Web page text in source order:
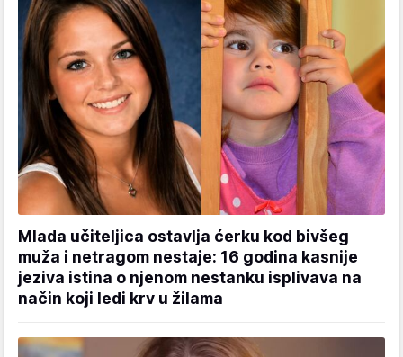
Mlada učiteljica ostavlja ćerku kod bivšeg
muža i netragom nestaje: 16 godina kasnije
jeziva istina o njenom nestanku isplivava na
način koji ledi krv u žilama